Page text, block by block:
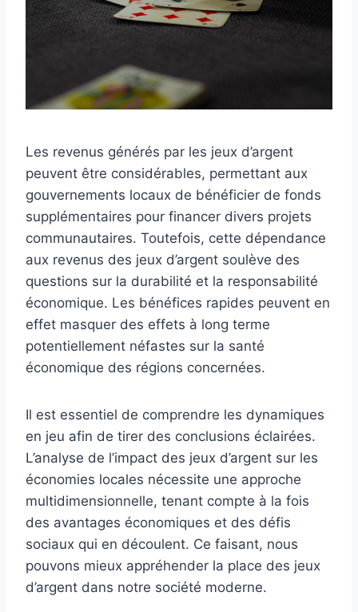
Les revenus générés par les jeux d’argent
peuvent être considérables, permettant aux
gouvernements locaux de bénéficier de fonds
supplémentaires pour financer divers projets
communautaires. Toutefois, cette dépendance
aux revenus des jeux d’argent soulève des
questions sur la durabilité et la responsabilité
économique. Les bénéfices rapides peuvent en
effet masquer des effets à long terme
potentiellement néfastes sur la santé
économique des régions concernées.
Il est essentiel de comprendre les dynamiques
en jeu afin de tirer des conclusions éclairées.
L’analyse de l’impact des jeux d’argent sur les
économies locales nécessite une approche
multidimensionnelle, tenant compte à la fois
des avantages économiques et des défis
sociaux qui en découlent. Ce faisant, nous
pouvons mieux appréhender la place des jeux
d’argent dans notre société moderne.